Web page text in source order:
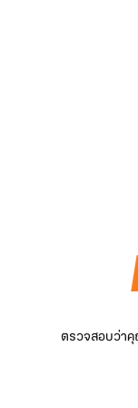
ตรวจสอบว่าคุ